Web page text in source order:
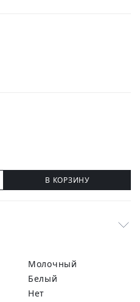
В КОРЗИНУ
Молочный
белый
Нет